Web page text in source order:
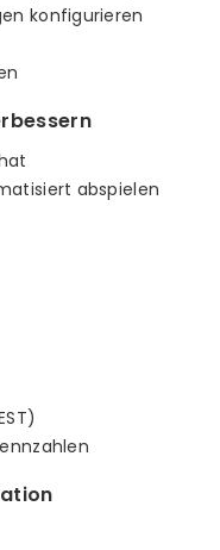
konfigurieren
abspielen